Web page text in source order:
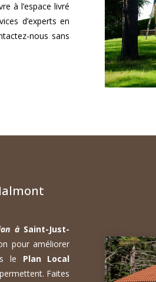
à l’espace livré
d’experts en
nous sans
à Saint-Just-
pour améliorer
le Plan Local
Faites